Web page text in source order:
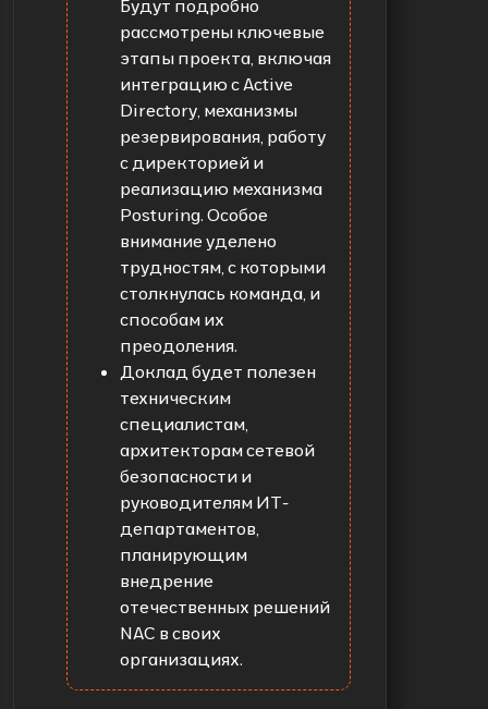
Будут подробно
рассмотрены ключевые
этапы проекта, включая
интеграцию с Active
Directory, механизмы
резервирования, работу
с директорией и
реализацию механизма
Posturing. Особое
внимание уделено
трудностям, с которыми
столкнулась команда, и
способам их
преодоления.
Доклад будет полезен
техническим
специалистам,
архитекторам сетевой
безопасности и
руководителям ИТ-
департаментов,
планирующим
внедрение
отечественных решений
NAC в своих
организациях.